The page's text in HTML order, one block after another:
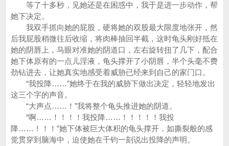
等了十多秒，见她还是在困惑中，我于是进一步动作，帮
她下决定。
我双手抓向她的屁股，硬将她的双股最大限度地张开，然
后我屁股稍微往后收缩，将肉棒抽回半截，这时龟头刚好抵在
她的阴唇上，马眼对准她的阴道口，左右旋转扭了几下，配合
她下体原有的一点儿淫液，龟头撑开了小阴唇，半个头毫不费
劲钻进去，让她真实地感受着威胁已经来到自己的家门口。
“我投降……”她终于在我的威胁下做出决定，轻轻地发出
这三个字的声音。
“大声点……！”我将整个龟头推进她的阴道。
“啊……！！！！我投降……！！！！！我投
降……！！！”她下体被巨大体积的龟头撑开，如撕裂般的感
觉贯穿到脑海中，迫使她在千钧一刻说出投降的声明。